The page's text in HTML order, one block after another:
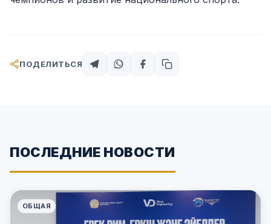
ПОДЕЛИТЬСЯ
ПОСЛЕДНИЕ НОВОСТИ
ОБЩАЯ